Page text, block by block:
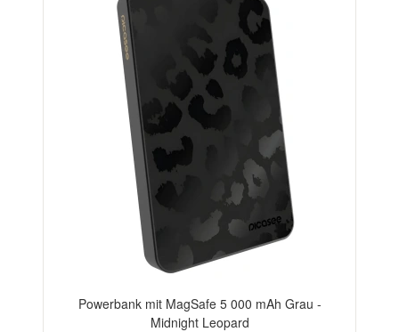
Powerbank mit MagSafe 5 000 mAh Grau -
Midnight Leopard